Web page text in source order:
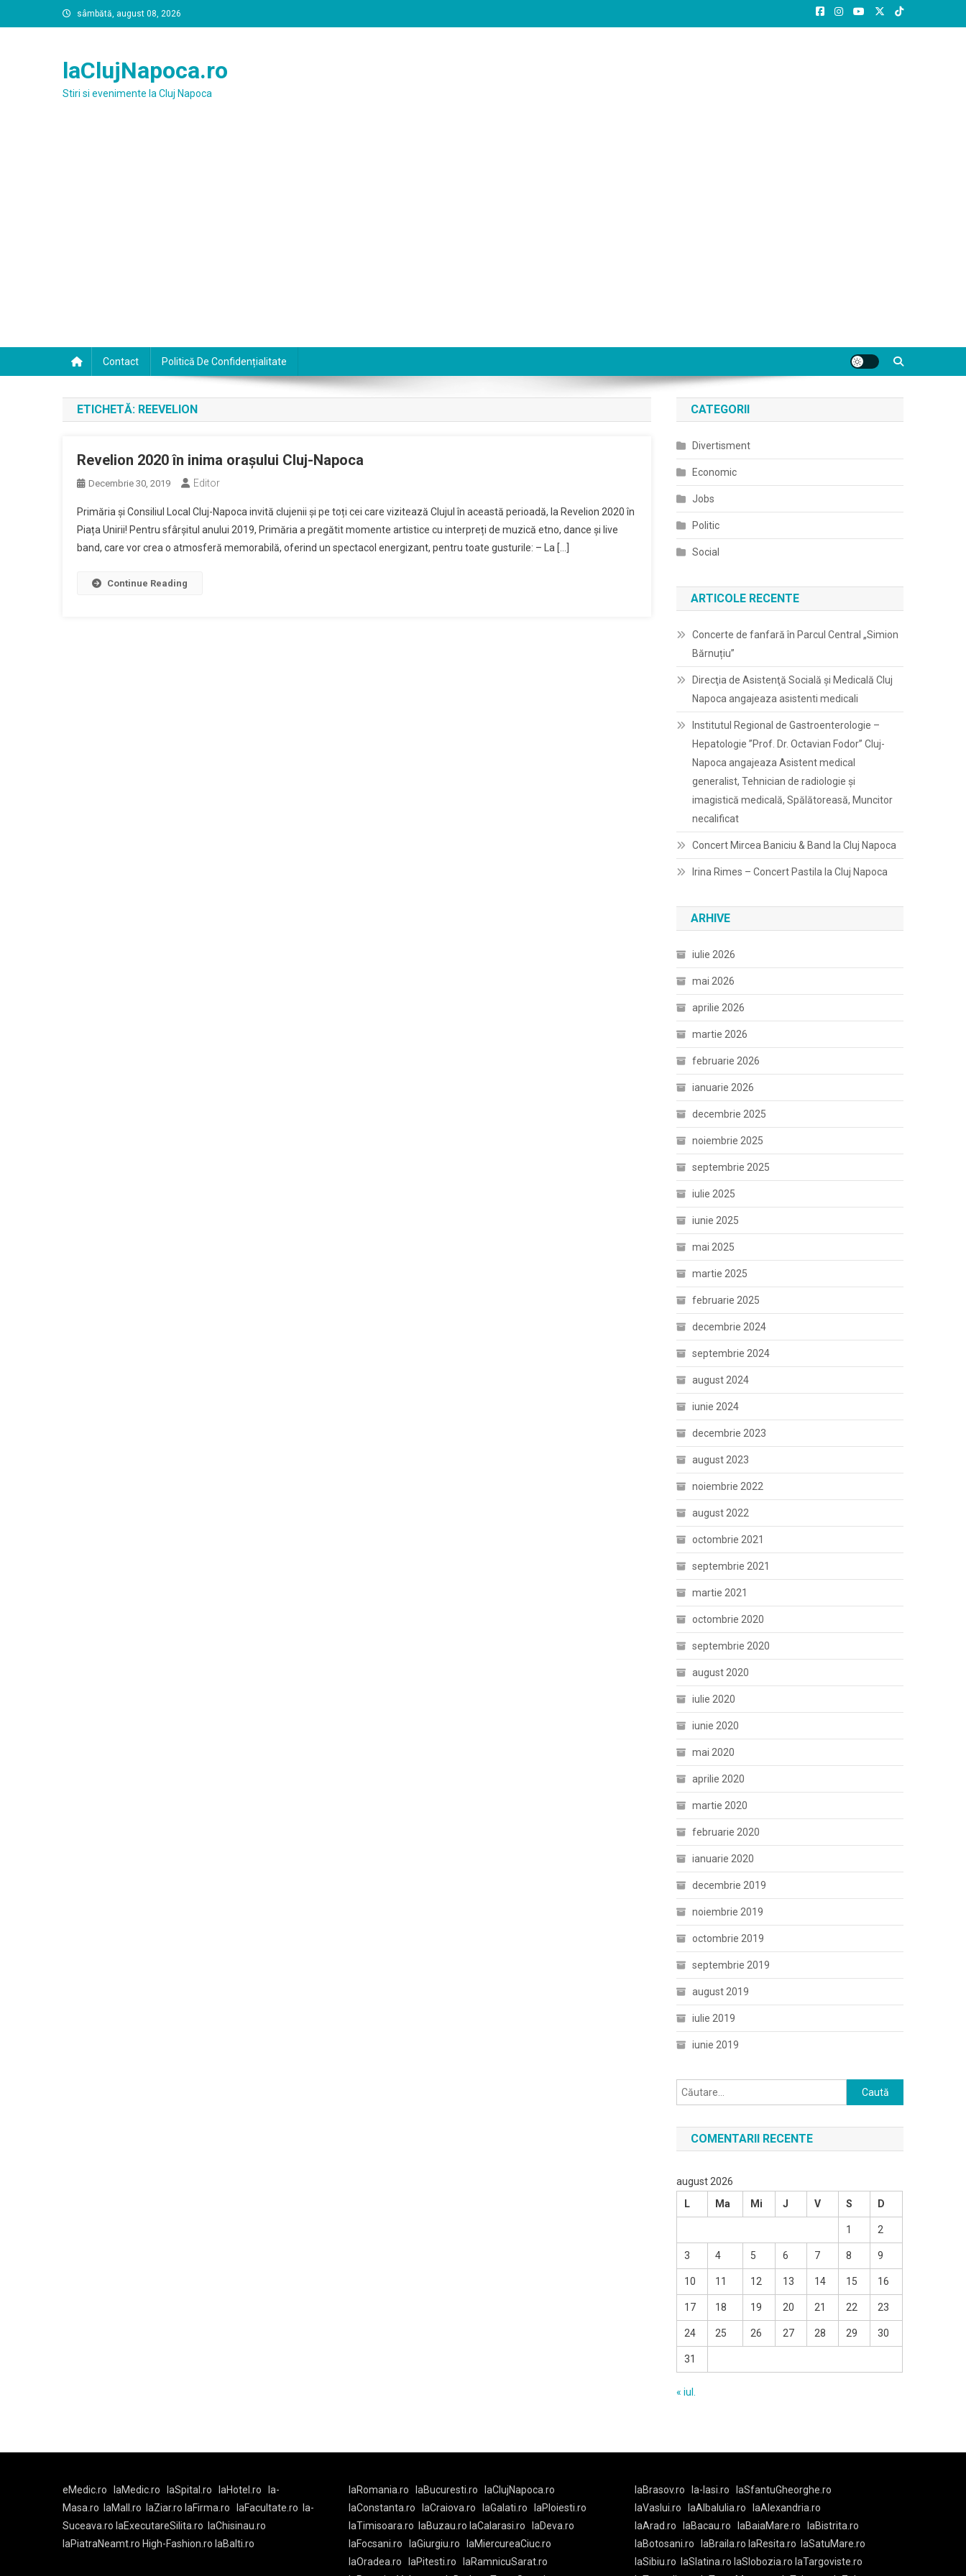
to
sâmbătă, august 08, 2026
laClujNapoca.ro
Stiri si evenimente la Cluj Napoca
Contact Politică De Confidențialitate
ETICHETĂ: REEVELION
Revelion 2020 în inima orașului Cluj-Napoca
Decembrie 30, 2019 Editor
Primăria și Consiliul Local Cluj-Napoca invită clujenii și pe toți cei care vizitează Clujul în această perioadă, la Revelion 2020 în
Piața Unirii! Pentru sfârșitul anului 2019, Primăria a pregătit momente artistice cu interpreți de muzică etno, dance și live
band, care vor crea o atmosferă memorabilă, oferind un spectacol energizant, pentru toate gusturile: – La […]
Continue Reading
CATEGORII
Divertisment
Economic
Jobs
Politic
Social
ARTICOLE RECENTE
Concerte de fanfară în Parcul Central „Simion
Bărnuțiu”
Direcţia de Asistenţă Socială şi Medicală Cluj
Napoca angajeaza asistenti medicali
Institutul Regional de Gastroenterologie –
Hepatologie ”Prof. Dr. Octavian Fodor” Cluj-
Napoca angajeaza Asistent medical
generalist, Tehnician de radiologie și
imagistică medicală, Spălătoreasă, Muncitor
necalificat
Concert Mircea Baniciu & Band la Cluj Napoca
Irina Rimes – Concert Pastila la Cluj Napoca
ARHIVE
iulie 2026
mai 2026
aprilie 2026
martie 2026
februarie 2026
ianuarie 2026
decembrie 2025
noiembrie 2025
septembrie 2025
iulie 2025
iunie 2025
mai 2025
martie 2025
februarie 2025
decembrie 2024
septembrie 2024
august 2024
iunie 2024
decembrie 2023
august 2023
noiembrie 2022
august 2022
octombrie 2021
septembrie 2021
martie 2021
octombrie 2020
septembrie 2020
august 2020
iulie 2020
iunie 2020
mai 2020
aprilie 2020
martie 2020
februarie 2020
ianuarie 2020
decembrie 2019
noiembrie 2019
octombrie 2019
septembrie 2019
august 2019
iulie 2019
iunie 2019
Caută
după:
COMENTARII RECENTE
august 2026
L
Ma Mi J V S D
1 2
3 4 5 6 7 8 9
10 11 12 13 14 15 16
17 18 19 20 21 22 23
24 25 26 27 28 29 30
31
« iul.
eMedic.ro laMedic.ro laSpital.ro laHotel.ro
la-
Masa.ro
laMall.ro laZiar.ro laFirma.ro laFacultate.ro
la-
Suceava.ro laExecutareSilita.ro
laChisinau.ro
laPiatraNeamt.ro High-Fashion.ro laBalti.ro
laRomania.ro laBucuresti.ro
laClujNapoca.ro
laConstanta.ro
laCraiova.ro laGalati.ro
laPloiesti.ro
laTimisoara.ro
laBuzau.ro laCalarasi.ro
laDeva.ro
laFocsani.ro
laGiurgiu.ro
laMiercureaCiuc.ro
laOradea.ro
laPitesti.ro
laRamnicuSarat.ro
laBrasov.ro la-Iasi.ro
laSfantuGheorghe.ro
laVaslui.ro
laAlbaIulia.ro
laAlexandria.ro
laArad.ro
laBacau.ro laBaiaMare.ro
laBistrita.ro
laBotosani.ro
laBraila.ro laResita.ro
laSatuMare.ro
laSibiu.ro
laSlatina.ro laSlobozia.ro laTargoviste.ro